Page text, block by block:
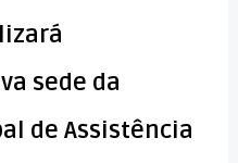
sede da
de Assistência